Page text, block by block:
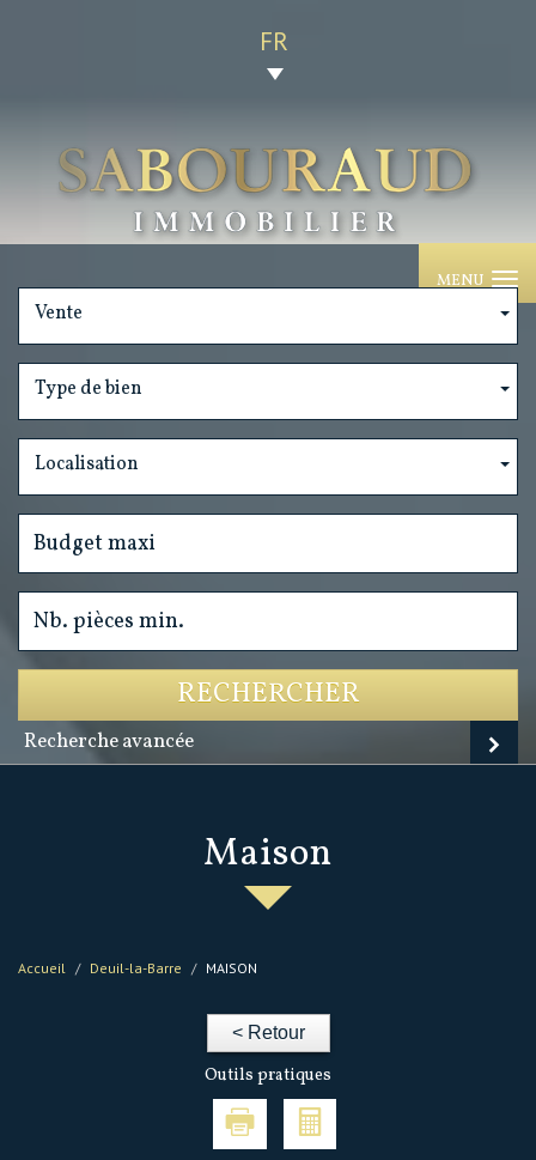
FR
MENU
Vente
Type de bien
Localisation
RECHERCHER
Recherche avancée
maison
Accueil Deuil-la-Barre MAISON
< Retour
Outils pratiques